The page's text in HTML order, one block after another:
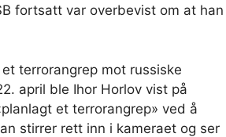
fortsatt var overbevist om at han
terrorangrep mot russiske
april ble Ihor Horlov vist på
et terrorangrep» ved å
stirrer rett inn i kameraet og ser